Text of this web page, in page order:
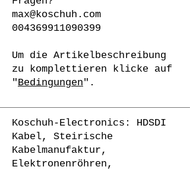
max@koschuh.com
004369911090399
Um die Artikelbeschreibung
zu komplettieren klicke auf
"Bedingungen".
Koschuh-Electronics: HDSDI
Kabel, Steirische
Kabelmanufaktur,
Elektronenröhren,